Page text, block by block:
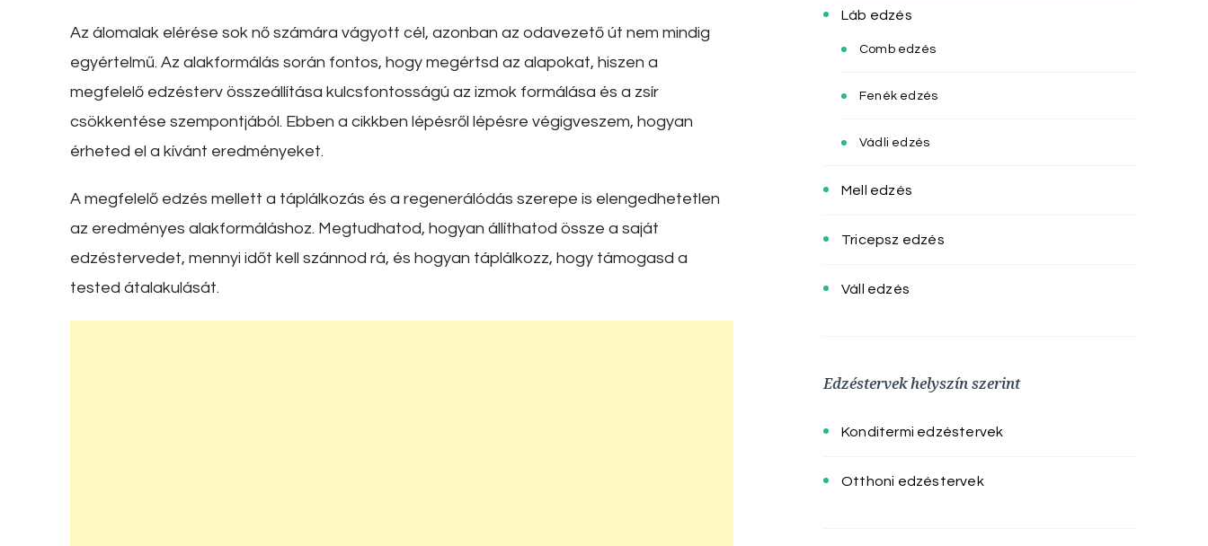
Az álomalak elérése sok nő számára vágyott cél, azonban az odavezető út nem mindig
egyértelmű. Az alakformálás során fontos, hogy megértsd az alapokat, hiszen a
megfelelő edzésterv összeállítása kulcsfontosságú az izmok formálása és a zsír
csökkentése szempontjából. Ebben a cikkben lépésről lépésre végigveszem, hogyan
érheted el a kívánt eredményeket.
A megfelelő edzés mellett a táplálkozás és a regenerálódás szerepe is elengedhetetlen
az eredményes alakformáláshoz. Megtudhatod, hogyan állíthatod össze a saját
edzéstervedet, mennyi időt kell szánnod rá, és hogyan táplálkozz, hogy támogasd a
tested átalakulását.
Láb edzés
Comb edzés
Fenék edzés
Vádli edzés
Mell edzés
Tricepsz edzés
Váll edzés
Edzéstervek helyszín szerint
Konditermi edzéstervek
Otthoni edzéstervek